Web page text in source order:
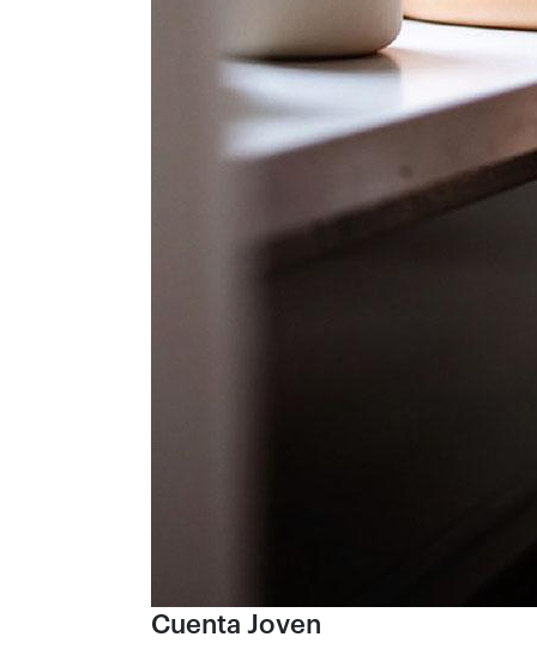
Cuenta Joven